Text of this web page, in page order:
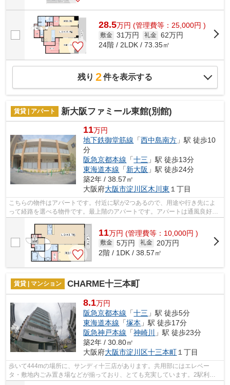
28.5万円 (管理費等：25,000円 )
敷金 31万円 礼金 62万円
24階 / 2LDK / 73.35㎡
残り 2件を表示する
賃貸 | アパート 新大阪ファミール東館(別館)
11万円
地下鉄御堂筋線 「西中島南方 」駅 徒歩10
分
阪急京都本線 「十三 」駅 徒歩13分
東海道本線 「新大阪 」駅 徒歩24分
築2年 / 38.57㎡
大阪府大阪市淀川区木川東 １丁目
こちらの物件はアパートです。付近に駅が2つあるので、用途や行き先によ
って経路を選べる物件です。最上階のアパートです。アパートは通風良好な
11万円 (管理費等：10,000円 )
敷金 5万円 礼金
20万円
2階 / 1DK / 38.57㎡
賃貸 | マンション CHARME十三本町
8.1万円
阪急京都本線 「十三 」駅 徒歩5分
東海道本線 「塚本 」駅 徒歩17分
阪急神戸本線 「神崎川
」駅 徒歩23分
築2年 / 30.80㎡
大阪府大阪市淀川区十三本町１丁目
歩いて444mの場所に、サンディ十三店があります。共用部にはエレベー
タ・敷地内ごみ置き場などが揃っており、とても充実しています。2駅利用